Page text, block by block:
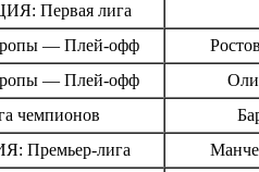
Первая лига
— Плей-офф Ростов
— Плей-офф
чемпионов
Премьер-лига